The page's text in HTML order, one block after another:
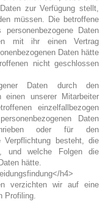
zur Verfügung stellt,
müssen. Die betroffene
Daten
mit ihr einen Vertrag
Daten hätte
nicht geschlossen
Daten durch den
unserer Mitarbeiter
einzelfallbezogen
Daten
oder für den
besteht, die
und welche Folgen die
hätte.
h4>
verzichten wir auf eine
Profiling.